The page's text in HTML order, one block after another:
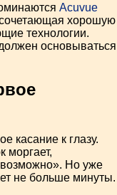
Acuvue
хорошую
технологии.
основываться
касание к глазу.
моргает,
Но уже
не больше минуты.